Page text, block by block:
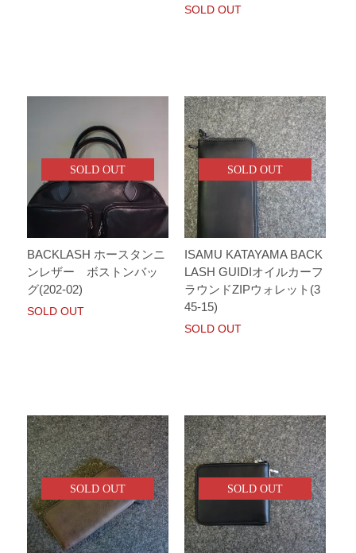
SOLD OUT
SOLD OUT
BACKLASH ホースタンニ
ンレザー ボストンバッ
グ(202-02)
SOLD OUT
SOLD OUT
ISAMU KATAYAMA BACK
LASH GUIDIオイルカーフ
ラウンドZIPウォレット(3
45-15)
SOLD OUT
SOLD OUT SOLD OUT